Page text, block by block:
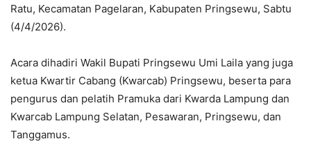
Ratu, Kecamatan Pagelaran, Kabupaten Pringsewu, Sabtu
(4/4/2026).
Acara dihadiri Wakil Bupati Pringsewu Umi Laila yang juga
ketua Kwartir Cabang (Kwarcab) Pringsewu, beserta para
pengurus dan pelatih Pramuka dari Kwarda Lampung dan
Kwarcab Lampung Selatan, Pesawaran, Pringsewu, dan
Tanggamus.